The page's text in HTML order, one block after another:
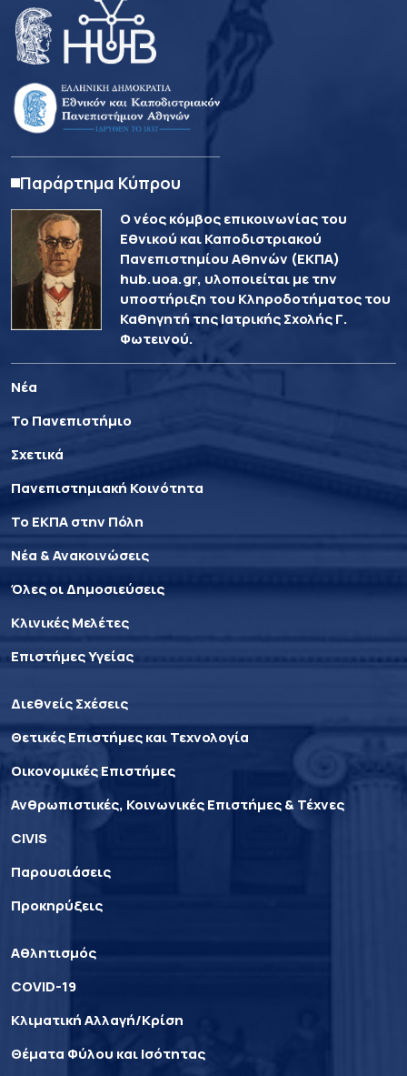
Παράρτημα Κύπρου
Ο νέος κόμβος επικοινωνίας του
Εθνικού και Καποδιστριακού
Πανεπιστημίου Αθηνών (ΕΚΠΑ)
hub.uoa.gr, υλοποιείται με την
υποστήριξη του Κληροδοτήματος του
Καθηγητή της Ιατρικής Σχολής Γ.
Φωτεινού.
Νέα
Το Πανεπιστήμιο
Σχετικά
Πανεπιστημιακή Κοινότητα
Το ΕΚΠΑ στην Πόλη
Νέα & Ανακοινώσεις
Όλες οι Δημοσιεύσεις
Κλινικές Μελέτες
Επιστήμες Υγείας
Διεθνείς Σχέσεις
Θετικές Επιστήμες και Τεχνολογία
Οικονομικές Επιστήμες
Ανθρωπιστικές, Κοινωνικές Επιστήμες & Τέχνες
CIVIS
Παρουσιάσεις
Προκηρύξεις
Αθλητισμός
COVID-19
Κλιματική Αλλαγή/Κρίση
Θέματα Φύλου και Ισότητας